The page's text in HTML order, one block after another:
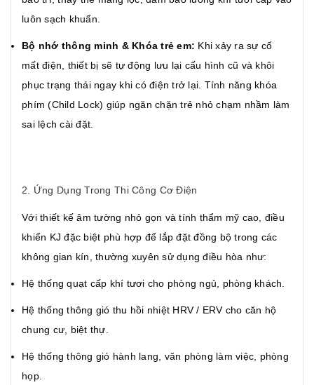
luôn sạch khuẩn.
Bộ nhớ thông minh & Khóa trẻ em: Khi xảy ra sự cố
mất điện, thiết bị sẽ tự động lưu lại cấu hình cũ và khôi
phục trạng thái ngay khi có điện trở lại. Tính năng khóa
phím (Child Lock) giúp ngăn chặn trẻ nhỏ chạm nhầm làm
sai lệch cài đặt.
2. Ứng Dụng Trong Thi Công Cơ Điện
Với thiết kế âm tường nhỏ gọn và tính thẩm mỹ cao, điều
khiển KJ đặc biệt phù hợp để lắp đặt đồng bộ trong các
không gian kín, thường xuyên sử dụng điều hòa như:
Hệ thống quạt cấp khí tươi cho phòng ngủ, phòng khách.
Hệ thống thông gió thu hồi nhiệt HRV / ERV cho căn hộ
chung cư, biệt thự.
Hệ thống thông gió hành lang, văn phòng làm việc, phòng
họp.